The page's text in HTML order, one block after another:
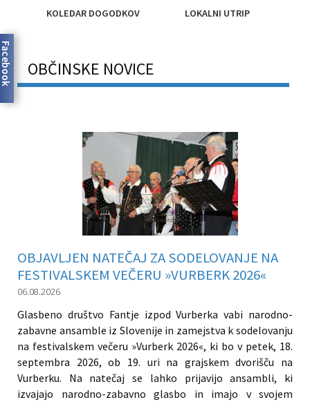
KOLEDAR DOGODKOV LOKALNI UTRIP
Facebook OBČINSKE NOVICE
OBJAVLJEN NATEČAJ ZA SODELOVANJE NA
FESTIVALSKEM VEČERU »VURBERK 2026«
06.08.2026
Glasbeno društvo Fantje izpod Vurberka vabi narodno-
zabavne ansamble iz Slovenije in zamejstva k sodelovanju
na festivalskem večeru »Vurberk 2026«, ki bo v petek, 18.
septembra 2026, ob 19. uri na grajskem dvorišču na
Vurberku. Na natečaj se lahko prijavijo ansambli, ki
izvajajo narodno-zabavno glasbo in imajo v svojem
Občinski nagrajenci
Uradne ure
Proračun občine
Prostorski akti občine